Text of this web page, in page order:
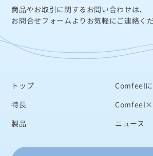
商品やお取引に関するお問い合わせは、
お問合せフォームよりお気軽にご連絡くだ
トップ
Comfeel
特長
製品
ニュース